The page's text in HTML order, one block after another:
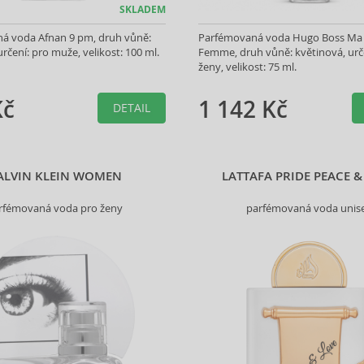
SKLADEM
voda Afnan 9 pm, druh vůně:
pro muže, velikost: 100 ml.
DETAIL
Parfémovaná voda Hugo Boss
Femme, druh vůně: květinová,
ženy, velikost: 75 ml.
1 142 Kč
KLEIN WOMEN
voda pro ženy
LATTAFA PRIDE PEACE
parfémovaná voda